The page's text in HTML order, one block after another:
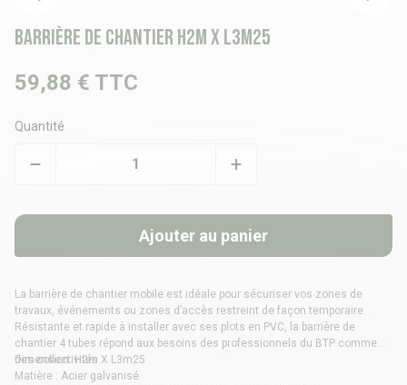
Barrière de chantier H2m X L3m25
59,88 € TTC
Quantité
Ajouter au panier
La barrière de chantier mobile est idéale pour sécuriser vos zones de
travaux, événements ou zones d’accès restreint de façon temporaire.
Résistante et rapide à installer avec ses plots en PVC, la barrière de
chantier 4 tubes répond aux besoins des professionnels du BTP comme
des collectivités.
Dimension: H2m X L3m25
Matière : Acier galvanisé